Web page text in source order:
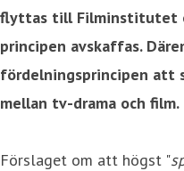
flyttas till Filminstitutet
principen avskaffas.
fördelningsprincipen att
mellan tv-drama och film.
Förslaget om att högst "